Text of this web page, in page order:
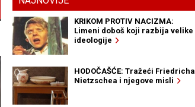
KRIKOM PROTIV NACIZMA:
Limeni doboš koji razbija velike
ideologije
HODOČAŠĆE: Tražeći Friedricha
Nietzschea i njegove misli